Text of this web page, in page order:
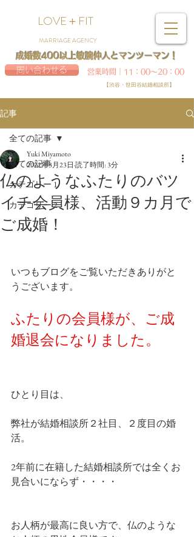
LOVE＋FIT
MARRIAGE AGENCY
問い合わせる
【渋谷・世田谷結婚相談所】
成婚数400以上敏腕仲人とマンツーマン！
営業時間｜11：00～20：00
記事
全ての記事
カテゴリー 1
カテゴリー 2
全ての記事
仏のようなふたりのバツ
イチ会員様、活動９カ月で
ご成婚！
Yuki Miyamoto
2022年3月23日 読了時間: 3分
いつもブログをご覧いただきありがと
うございます。
ふたりの会員様が、ご成
婚退会になりました。
ひとり目は、
弊社が結婚相談所２社目、２度目の婚
活。
2年前に在籍した結婚相談所では全くお
見合いにならず・・・・
お人柄が最高に良い方で、仏のような